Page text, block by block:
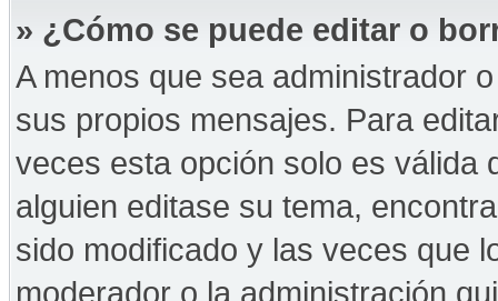
» ¿Cómo se puede editar o
A menos que sea administrador
sus propios mensajes. Para
veces esta opción solo es válida
alguien editase su tema,
sido modificado y las veces que
moderador o la administración